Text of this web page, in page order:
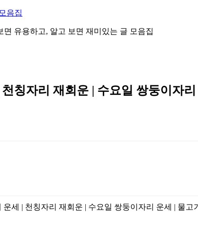
음집
면 유용하고, 알고 보면 재미있는 글 모음집
칭자리 재회운 | 수요일 쌍둥이자